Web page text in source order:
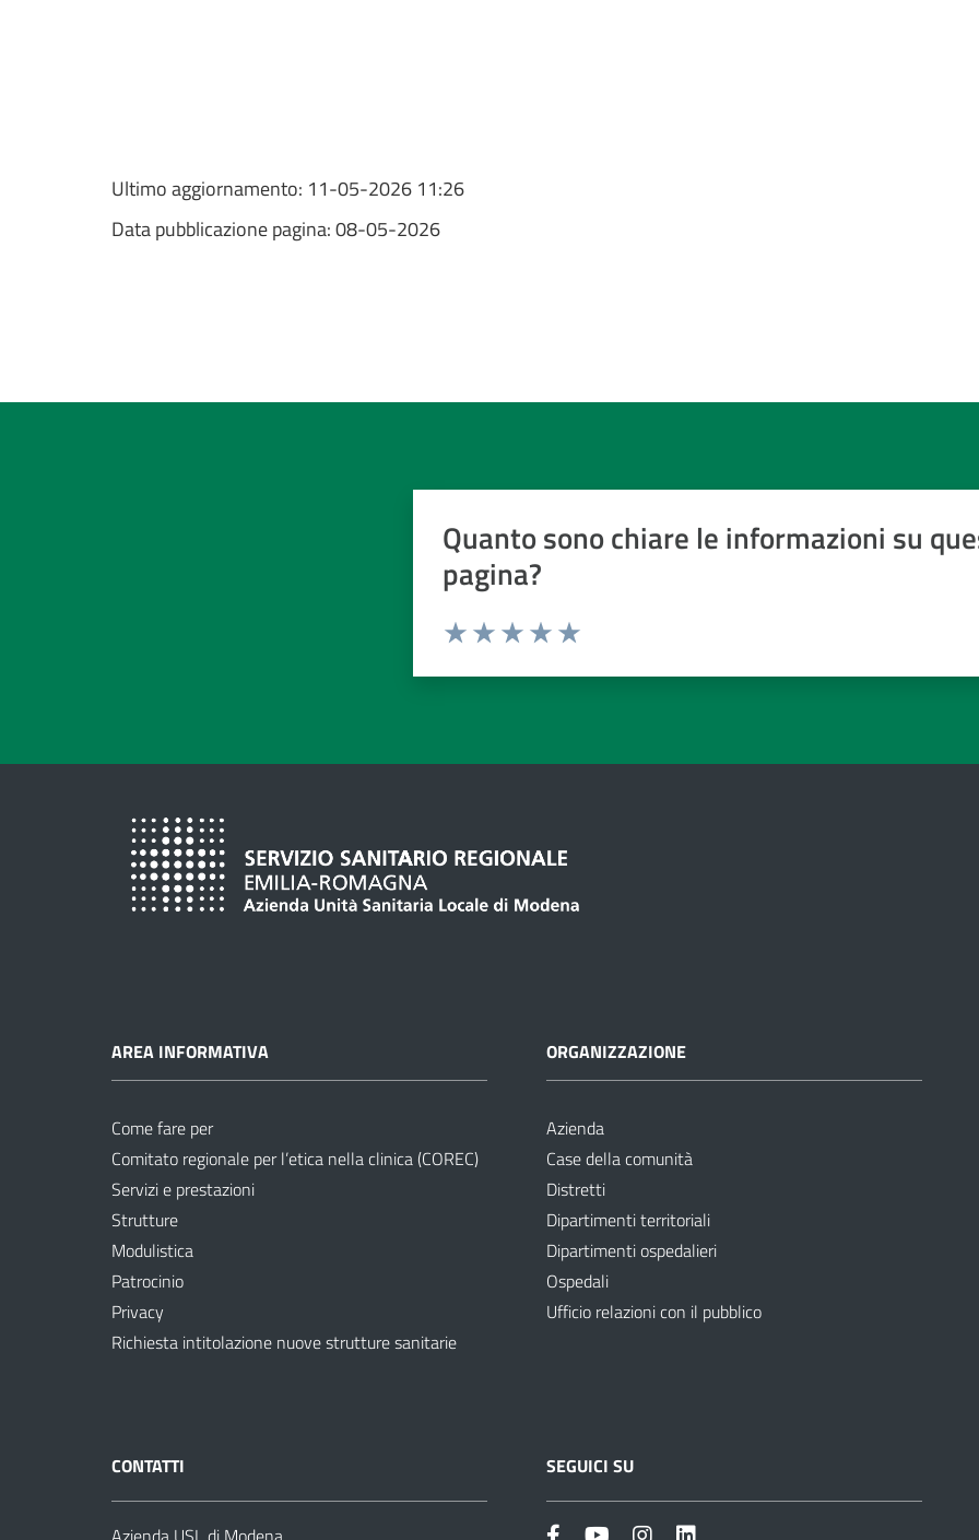
Ultimo aggiornamento: 11-05-2026 11:26
Data pubblicazione pagina:08-05-2026
Quanto sono chiare le informazioni su
pagina?
Valuta da 1 a 5 stelle
AREA INFORMATIVA
Come fare per
Comitato regionale per l’etica nella clinica (COREC)
Servizi e prestazioni
Strutture
Modulistica
Patrocinio
Privacy
Richiesta intitolazione nuove strutture sanitarie
ORGANIZZAZIONE
Azienda
Case della comunità
Distretti
Dipartimenti territoriali
Dipartimenti ospedalieri
Ospedali
Ufficio relazioni con il pubblico
CONTATTI SEGUICI SU